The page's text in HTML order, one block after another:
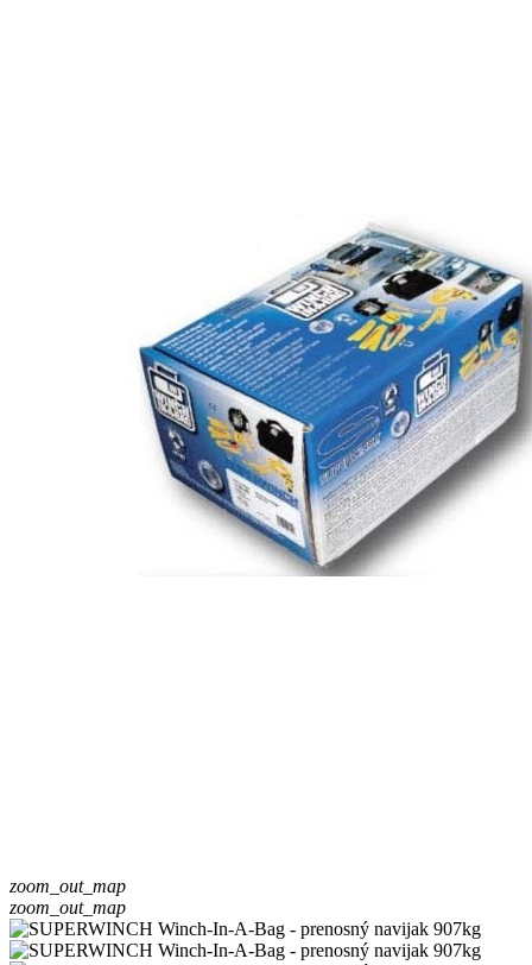
zoom_out_map
zoom_out_map